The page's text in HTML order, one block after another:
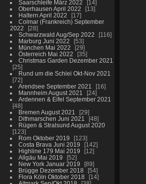
Saarschleife März 2022
14
Oberhausen April 2022
13
Haltern April 2022
17
Colmar (Frankreich) September
2022
28
Schwarzwald Aug/Sep 2022
116
Marburg Juni 2022
53
München Mai 2022
29
Österreich Mai 2022
35
Christmas Garden Dezember 2021
25
Rund um die Schlei Okt-Nov 2021
72
Arendsee September 2021
16
Mannheim August 2021
24
Ardennen & Eifel September 2021
48
Bremen August 2021
29
Dithmarschen Juni 2021
48
Rügen & Stralsund August 2020
123
Rom Oktober 2019
123
Costa Brava Juni 2019
142
Highline 179 Mai 2019
12
Allgäu Mai 2019
52
New York Januar 2019
89
Brügge Dezember 2018
54
Flora Köln Oktober 2018
14